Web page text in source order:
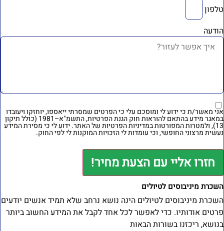
מאשר/ת כי ידוע לי ומוסכם עלי כי הפרטים שמסרתי ייאספו, יוחזקו ויעובדו
במאגר מידע בהתאם להוראות חוק הגנת הפרטיות, התשמ"א–1981 (כולל תיקון
במדיניות הפרטיות של האתר. ידוע לי כי מסירת המידע
מרצוני החופשי, וכי עומדות לי הזכויות המוקנות לי לפי החוק.
חזרו אליי עם הצעת מחיר!
מיניבוסים לטיולים
מיניבוסים לטיולים הינה נושא נרחב שלא תמיד אנשים יודעים
אודותיו. כדי לאפשר לכל אחד לקבל את המידע החשוב ביותר
ריכזנו בשורות הבאות